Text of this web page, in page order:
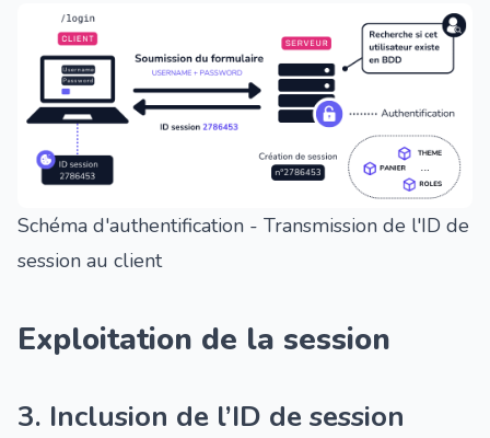
Schéma d'authentification - Transmission de l'ID de
session au client
Exploitation de la session
3. Inclusion de l’ID de session